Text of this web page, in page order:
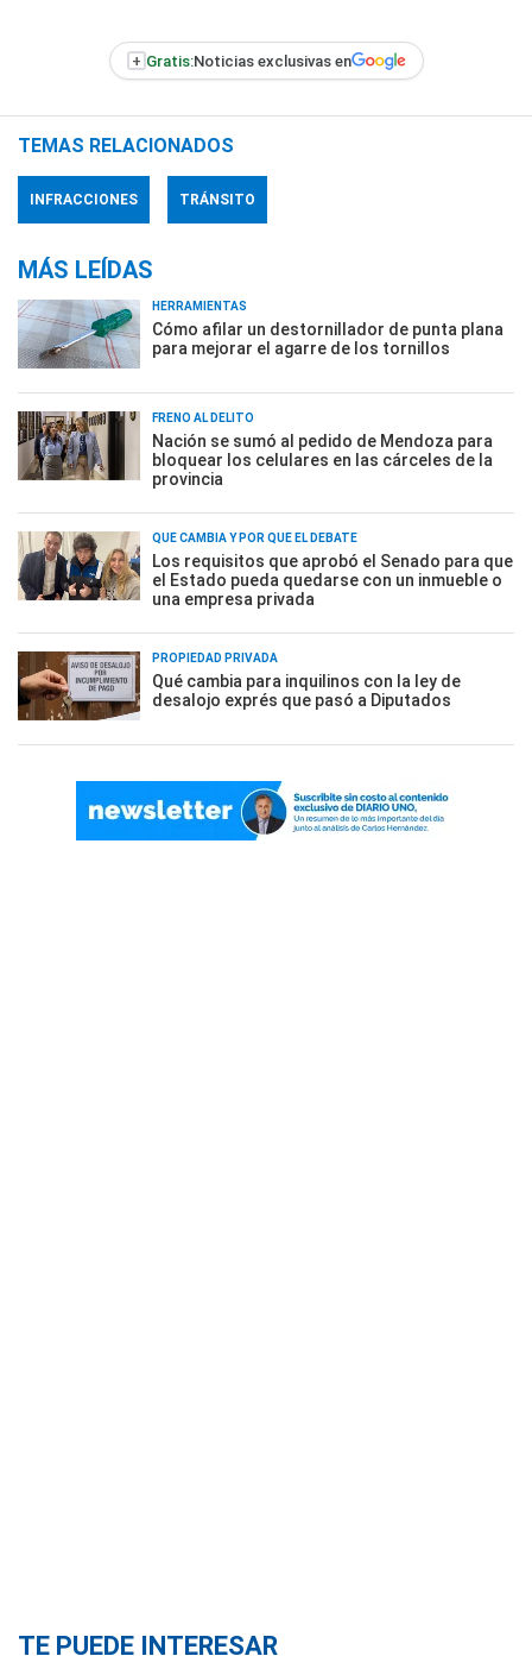
+ Gratis:Noticias exclusivas en
TEMAS RELACIONADOS
INFRACCIONES TRÁNSITO
MÁS LEÍDAS
HERRAMIENTAS
Cómo afilar un destornillador de punta plana
para mejorar el agarre de los tornillos
FRENO AL DELITO
Nación se sumó al pedido de Mendoza para
bloquear los celulares en las cárceles de la
provincia
QUÉ CAMBIA Y POR QUÉ EL DEBATE
Los requisitos que aprobó el Senado para que
el Estado pueda quedarse con un inmueble o
una empresa privada
PROPIEDAD PRIVADA
Qué cambia para inquilinos con la ley de
desalojo exprés que pasó a Diputados
TE PUEDE INTERESAR